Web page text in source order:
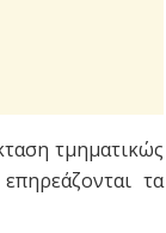
τμηματικώς
τα